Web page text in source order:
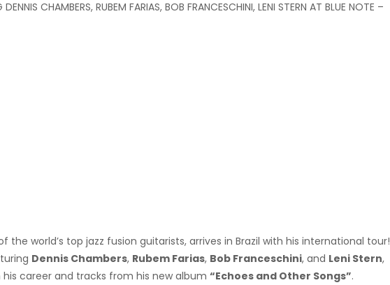
CHAMBERS, RUBEM FARIAS, BOB FRANCESCHINI, LENI STERN AT BLUE NOTE –
the world’s top jazz fusion guitarists, arrives in Brazil with his international tour!
Dennis Chambers, Rubem Farias, Bob Franceschini, and Leni Stern,
career and tracks from his new album “Echoes and Other Songs”.